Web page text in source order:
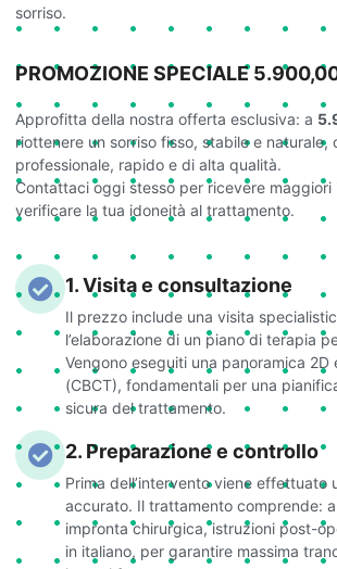
sorriso.
PROMOZIONE SPECIALE
Approfitta della nostra offerta esclusiva: a
riottenere un sorriso fisso, stabile e naturale,
professionale, rapido e di alta qualità.
Contattacioggi stesso per ricevere maggiori
verificare la tua idoneità al trattamento.
1. Visita e consultazione
Il prezzo include una visita
l’elaborazione di un piano di terapia
Vengono eseguiti una panoramica 2D
(CBCT), fondamentali per una
sicura del trattamento.
2. Preparazione e controllo
Prima dell’intervento viene effettuato
accurato. Il trattamento comprende:
impronta chirurgica, istruzioni post-
in italiano, per garantire massima